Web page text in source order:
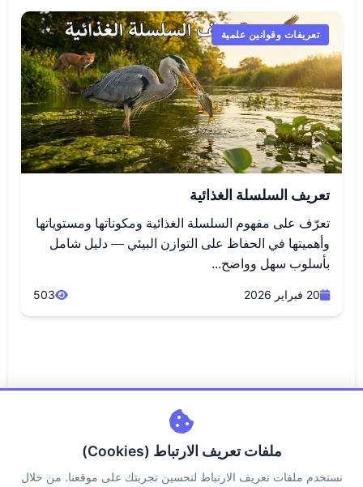
تعريفات وقوانين علمية
تعريف السلسلة الغذائية
تعرّف على مفهوم السلسلة الغذائية ومكوناتها ومستوياتها
وأهميتها في الحفاظ على التوازن البيئي — دليل شامل
بأسلوب سهل وواضح...
20 فبراير 2026 503
ملفات تعريف الارتباط (Cookies)
نستخدم ملفات تعريف الارتباط لتحسين تجربتك على موقعنا. من خلال